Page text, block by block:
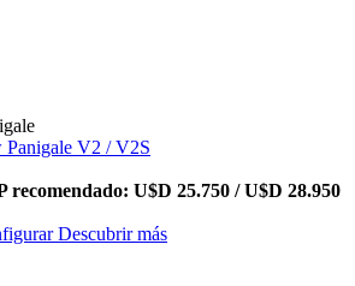
Panigale V2 / V2S
recomendado: U$D 25.750 / U$D 28.950
Descubrir más